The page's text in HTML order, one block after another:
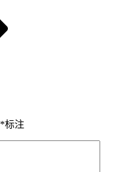
*标注